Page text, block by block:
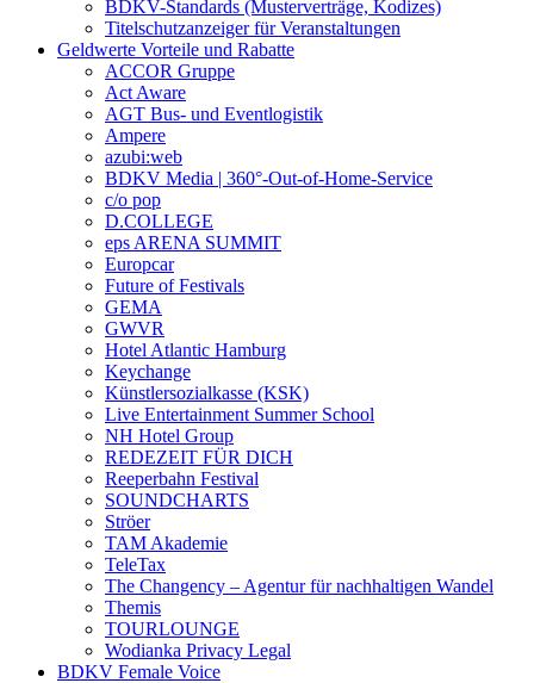
BDKV-Standards (Musterverträge, Kodizes)
Titelschutzanzeiger für Veranstaltungen
Geldwerte Vorteile und Rabatte
ACCOR Gruppe
Act Aware
AGT Bus- und Eventlogistik
Ampere
azubi:web
BDKV Media | 360°-Out-of-Home-Service
c/o pop
D.COLLEGE
eps ARENA SUMMIT
Europcar
Future of Festivals
GEMA
GWVR
Hotel Atlantic Hamburg
Keychange
Künstlersozialkasse (KSK)
Live Entertainment Summer School
NH Hotel Group
REDEZEIT FÜR DICH
Reeperbahn Festival
SOUNDCHARTS
Ströer
TAM Akademie
TeleTax
The Changency – Agentur für nachhaltigen Wandel
Themis
TOURLOUNGE
Wodianka Privacy Legal
BDKV Female Voice